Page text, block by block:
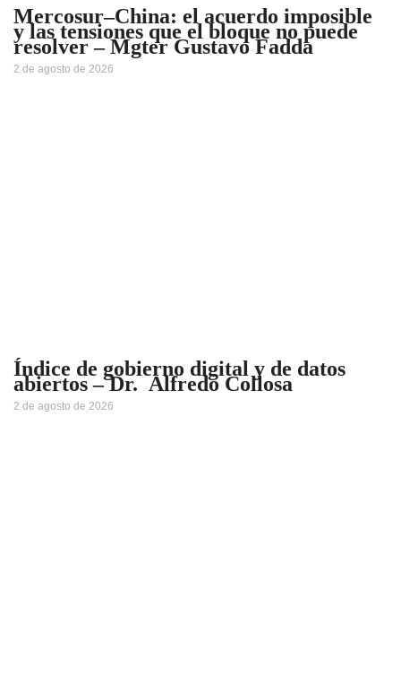
Mercosur–China: el acuerdo imposible
y las tensiones que el bloque no puede
resolver – Mgter Gustavo Fadda
2 de agosto de 2026
Índice de gobierno digital y de datos
abiertos – Dr. Alfredo Collosa
2 de agosto de 2026